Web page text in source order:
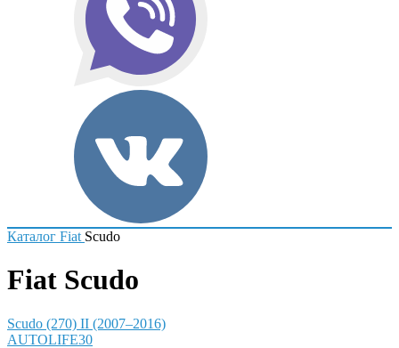
Каталог Fiat Scudo
Fiat Scudo
Scudo (270) II (2007–2016)
AUTOLIFE30